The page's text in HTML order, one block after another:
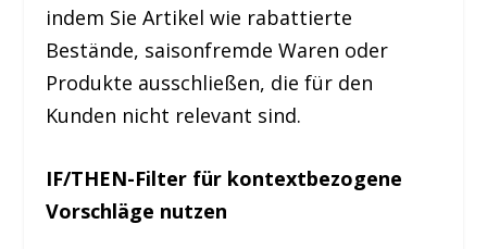
indem Sie Artikel wie rabattierte
Bestände, saisonfremde Waren oder
Produkte ausschließen, die für den
Kunden nicht relevant sind.
IF/THEN-Filter für kontextbezogene
Vorschläge nutzen